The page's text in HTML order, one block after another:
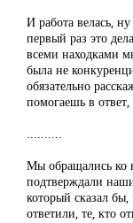
И работа велась,
первый раз это
всеми находками
была не
обязательно
помогаешь в
..........
Мы обращались ко
подтверждали
который сказал
ответили, те, кто